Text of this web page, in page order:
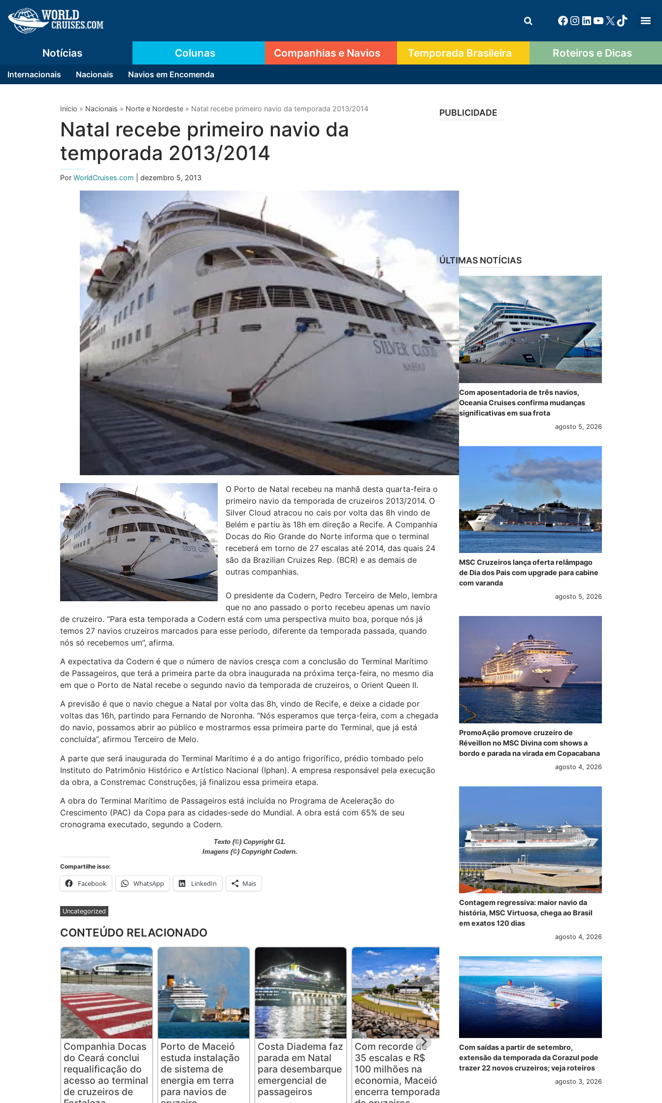
Notícias
Internacionais Nacionais Navios em Encomenda
Colunas Companhias e Navios Temporada Brasileira Roteiros e Dicas
Início » Nacionais » Norte e Nordeste » Natal recebe primeiro navio da temporada 2013/2014
Natal recebe primeiro navio da
temporada 2013/2014
Por WorldCruises.com | dezembro 5, 2013
O Porto de Natal recebeu na manhã desta quarta-feira o
primeiro navio da temporada de cruzeiros 2013/2014. O
Silver Cloud atracou no cais por volta das 8h vindo de
Belém e partiu às 18h em direção a Recife. A Companhia
Docas do Rio Grande do Norte informa que o terminal
receberá em torno de 27 escalas até 2014, das quais 24
são da Brazilian Cruizes Rep. (BCR) e as demais de
outras companhias.
O presidente da Codern, Pedro Terceiro de Melo, lembra
que no ano passado o porto recebeu apenas um navio
de cruzeiro. “Para esta temporada a Codern está com uma perspectiva muito boa, porque nós já
temos 27 navios cruzeiros marcados para esse período, diferente da temporada passada, quando
nós só recebemos um”, afirma.
A expectativa da Codern é que o número de navios cresça com a conclusão do Terminal Marítimo
de Passageiros, que terá a primeira parte da obra inaugurada na próxima terça-feira, no mesmo dia
em que o Porto de Natal recebe o segundo navio da temporada de cruzeiros, o Orient Queen II.
A previsão é que o navio chegue a Natal por volta das 8h, vindo de Recife, e deixe a cidade por
voltas das 16h, partindo para Fernando de Noronha. “Nós esperamos que terça-feira, com a chegada
do navio, possamos abrir ao público e mostrarmos essa primeira parte do Terminal, que já está
concluída”, afirmou Terceiro de Melo.
A parte que será inaugurada do Terminal Marítimo é a do antigo frigorífico, prédio tombado pelo
Instituto do Patrimônio Histórico e Artístico Nacional (Iphan). A empresa responsável pela execução
da obra, a Constremac Construções, já finalizou essa primeira etapa.
A obra do Terminal Marítimo de Passageiros está incluída no Programa de Aceleração do
Crescimento (PAC) da Copa para as cidades-sede do Mundial. A obra está com 65% de seu
cronograma executado, segundo a Codern.
Texto (©) Copyright G1.
Imagens (©) Copyright Codern.
Compartilhe isso:
Facebook WhatsApp LinkedIn Mais
Uncategorized
CONTEÚDO RELACIONADO
Companhia Docas
do Ceará conclui
requalificação do
acesso ao terminal
de cruzeiros de
Porto de Maceió
estuda instalação
de sistema de
energia em terra
para navios de
Costa Diadema faz
parada em Natal
para desembarque
emergencial de
passageiros
Com recorde de
35 escalas e R$
100 milhões na
economia, Maceió
encerra temporada
Corazul Cruceros
deve realizar
roteiros semanais
Fortaleza encerra
temporada de
cruzeiros com
queda de 50% no
PUBLICIDADE
ÚLTIMAS NOTÍCIAS
Com aposentadoria de três navios,
Oceania Cruises confirma mudanças
significativas em sua frota
agosto 5, 2026
MSC Cruzeiros lança oferta relâmpago
de Dia dos Pais com upgrade para cabine
com varanda
agosto 5, 2026
PromoAção promove cruzeiro de
Réveillon no MSC Divina com shows a
bordo e parada na virada em Copacabana
agosto 4, 2026
Contagem regressiva: maior navio da
história, MSC Virtuosa, chega ao Brasil
em exatos 120 dias
agosto 4, 2026
Com saídas a partir de setembro,
extensão da temporada da Corazul pode
trazer 22 novos cruzeiros; veja roteiros
agosto 3, 2026